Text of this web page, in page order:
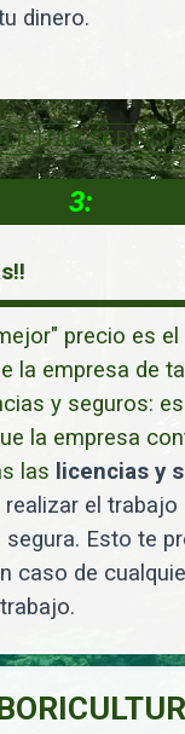
dinero.
3:
precio es
la empresa de
y seguros:
la empresa
las licencias y
el trabajo
segura. Esto te
caso de